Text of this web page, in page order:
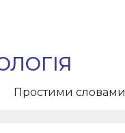
Простими словами